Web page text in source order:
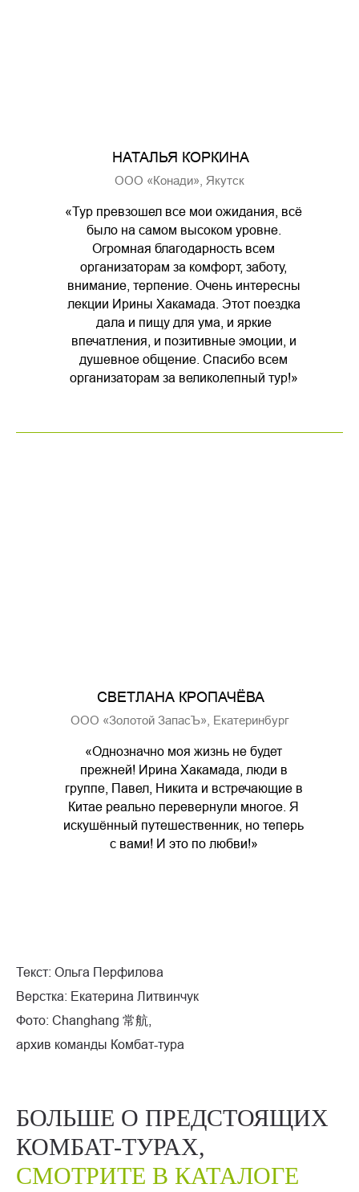
«Тур превзошел все мои ожидания, всё
было на самом высоком уровне.
Огромная благодарность всем
организаторам за комфорт, заботу,
внимание, терпение. Очень интересны
лекции Ирины Хакамада. Этот поездка
дала и пищу для ума, и яркие
впечатления, и позитивные эмоции, и
душевное общение. Спасибо всем
организаторам за великолепный тур!»
НАТАЛЬЯ КОРКИНА
ООО «Конади», Якутск
«Однозначно моя жизнь не будет
прежней! Ирина Хакамада, люди в
группе, Павел, Никита и встречающие в
Китае реально перевернули многое. Я
искушённый путешественник, но теперь
с вами! И это по любви!»
СВЕТЛАНА КРОПАЧЁВА
ООО «Золотой ЗапасЪ», Екатеринбург
Текст: Ольга Перфилова
Верстка: Екатерина Литвинчук
Фото: Changhang 常航,
архив команды Комбат-тура
БОЛЬШЕ О ПРЕДСТОЯЩИХ
КОМБАТ-ТУРАХ,
СМОТРИТЕ В КАТАЛОГЕ